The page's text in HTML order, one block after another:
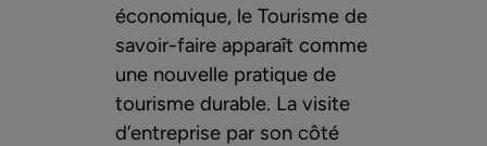
économique, le Tourisme de
savoir-faire apparaît comme
une nouvelle pratique de
tourisme durable. La visite
d’entreprise par son côté